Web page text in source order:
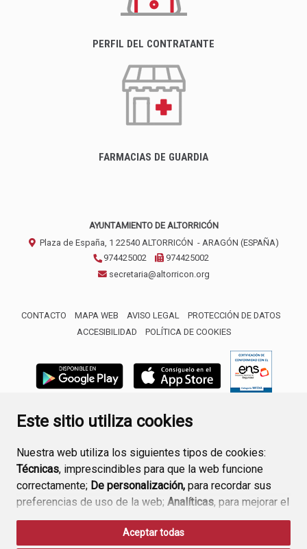
Este sitio utiliza cookies
Nuestra web utiliza los siguientes tipos de cookies:
Técnicas, imprescindibles para que la web funcione
correctamente; De personalización, para recordar sus
preferencias de uso de la web; Analíticas, para mejorar el
funcionamiento de la web y sus servicios.
Si acepta pulsando el botón“Aceptar todas”
Aceptar todas
PERFIL DEL CONTRATANTE
FARMACIAS DE GUARDIA
AYUNTAMIENTO DE ALTORRICÓN
Plaza de España, 1 22540 ALTORRICÓN - ARAGÓN (ESPAÑA)
974425002
974425002
secretaria@altorricon.org
CONTACTO MAPA WEB AVISO LEGAL
PROTECCIÓN DE DATOS
ACCESIBILIDAD
POLÍTICA DE COOKIES